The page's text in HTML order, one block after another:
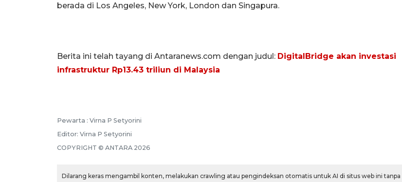
berada di Los Angeles, New York, London dan Singapura.
Berita ini telah tayang di Antaranews.com dengan judul: DigitalBridge akan investasi
infrastruktur Rp13.43 triliun di Malaysia
Pewarta : Virna P Setyorini
Editor: Virna P Setyorini
COPYRIGHT © ANTARA 2026
Dilarang keras mengambil konten, melakukan crawling atau pengindeksan otomatis untuk AI di situs web ini tanpa